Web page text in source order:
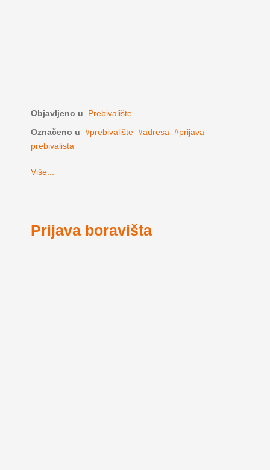
Objavljeno u
Prebivalište
Označeno u
prebivalište adresa
prijava
prebivalista
Više...
Prijava boravišta